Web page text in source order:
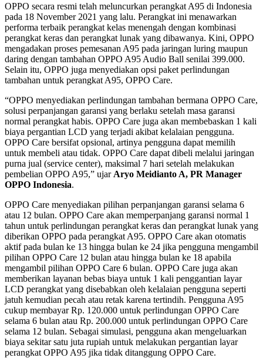
OPPO secara resmi telah meluncurkan perangkat A95 di Indonesia
pada 18 November 2021 yang lalu. Perangkat ini menawarkan
performa terbaik perangkat kelas menengah dengan kombinasi
perangkat keras dan perangkat lunak yang dibawanya. Kini, OPPO
mengadakan proses pemesanan A95 pada jaringan luring maupun
daring dengan tambahan OPPO A95 Audio Ball senilai 399.000.
Selain itu, OPPO juga menyediakan opsi paket perlindungan
tambahan untuk perangkat A95, OPPO Care.
“OPPO menyediakan perlindungan tambahan bermana OPPO Care,
solusi perpanjangan garansi yang berlaku setelah masa garansi
normal perangkat habis. OPPO Care juga akan membebaskan 1 kali
biaya pergantian LCD yang terjadi akibat kelalaian pengguna.
OPPO Care bersifat opsional, artinya pengguna dapat memilih
untuk membeli atau tidak. OPPO Care dapat dibeli melalui jaringan
purna jual (service center), maksimal 7 hari setelah melakukan
pembelian OPPO A95,” ujar Aryo Meidianto A, PR Manager
OPPO Indonesia.
OPPO Care menyediakan pilihan perpanjangan garansi selama 6
atau 12 bulan. OPPO Care akan memperpanjang garansi normal 1
tahun untuk perlindungan perangkat keras dan perangkat lunak yang
diberikan OPPO pada perangkat A95. OPPO Care akan otomatis
aktif pada bulan ke 13 hingga bulan ke 24 jika pengguna mengambil
pilihan OPPO Care 12 bulan atau hingga bulan ke 18 apabila
mengambil pilihan OPPO Care 6 bulan. OPPO Care juga akan
memberikan layanan bebas biaya untuk 1 kali penggantian layar
LCD perangkat yang disebabkan oleh kelalaian pengguna seperti
jatuh kemudian pecah atau retak karena tertindih. Pengguna A95
cukup membayar Rp. 120.000 untuk perlindungan OPPO Care
selama 6 bulan atau Rp. 200.000 untuk perlindungan OPPO Care
selama 12 bulan. Sebagai simulasi, pengguna akan mengeluarkan
biaya sekitar satu juta rupiah untuk melakukan pergantian layar
perangkat OPPO A95 jika tidak ditanggung OPPO Care.